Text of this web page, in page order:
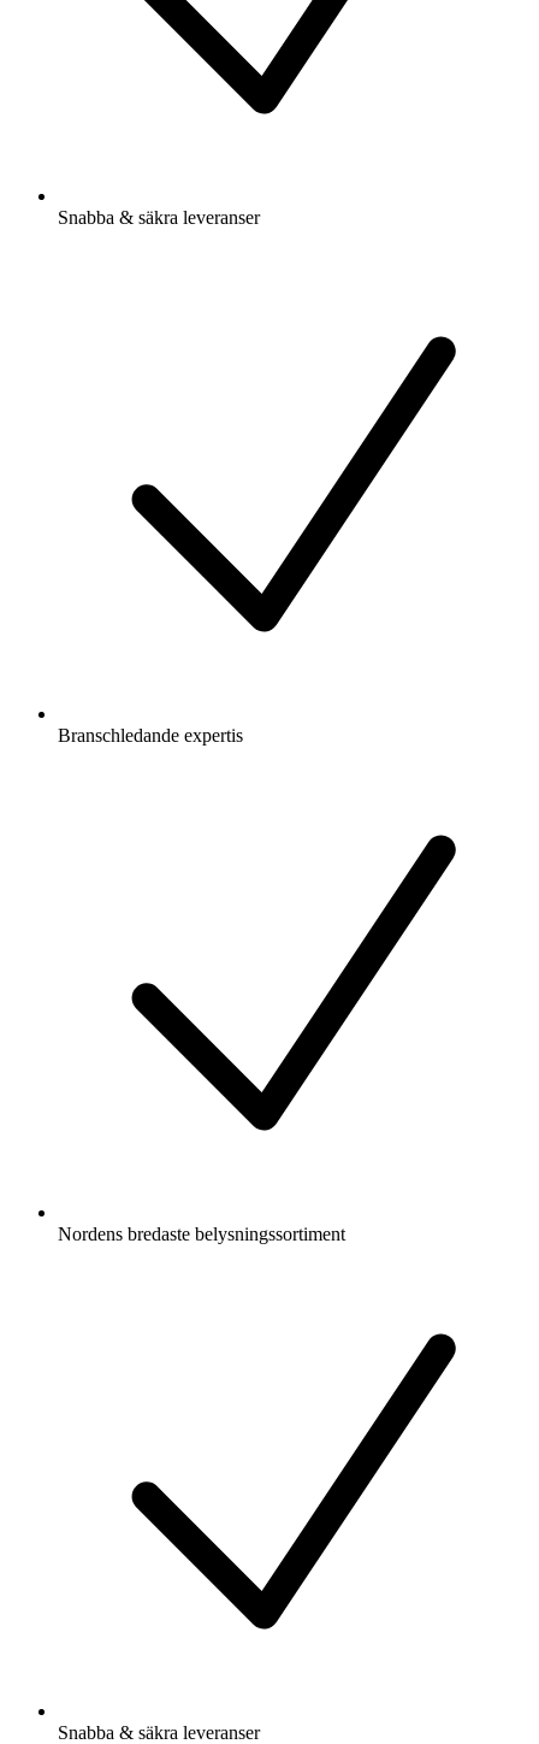
Snabba & säkra leveranser
Branschledande expertis
Nordens bredaste belysningssortiment
Snabba & säkra leveranser